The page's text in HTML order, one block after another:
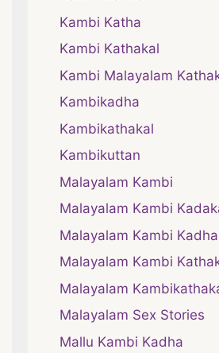
Kambi Katha
Kambi Kathakal
Kambi Malayalam
Kambikadha
Kambikathakal
Kambikuttan
Malayalam Kambi
Malayalam Kambi
Malayalam Kambi Kadha
Malayalam Kambi
Malayalam
Malayalam Sex Stories
Mallu Kambi Kadha